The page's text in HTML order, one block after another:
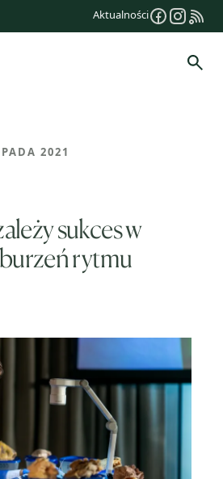
Aktualności
2021
sukces w
rytmu